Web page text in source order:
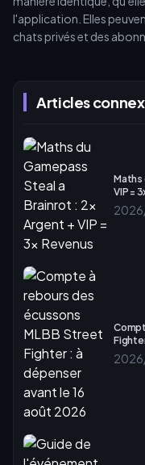
Articles
Maths
VIP =
l'application. Elles
chats privés et des